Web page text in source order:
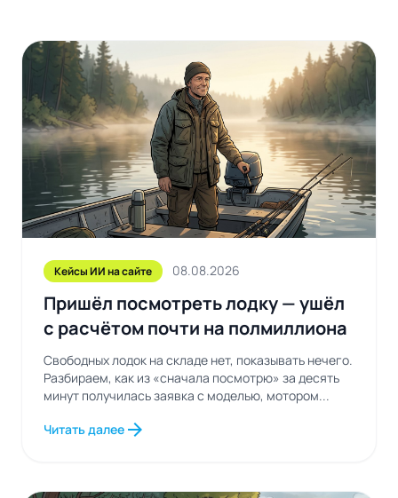
Кейсы ИИ на сайте 08.08.2026
Пришёл посмотреть лодку — ушёл
с расчётом почти на полмиллиона
Свободных лодок на складе нет, показывать нечего.
Разбираем, как из «сначала посмотрю» за десять
минут получилась заявка с моделью, мотором...
Читать далее arrow_forward